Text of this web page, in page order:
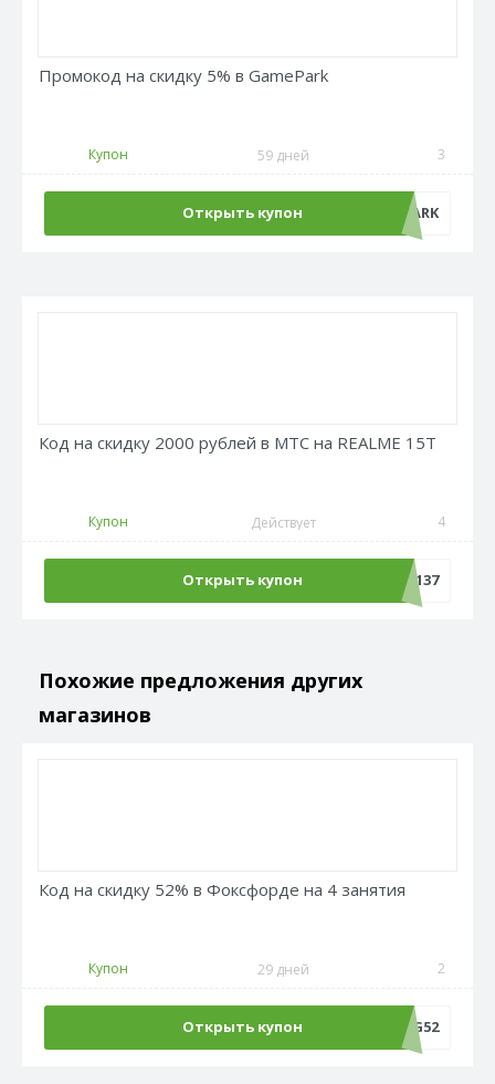
Промокод на скидку 5% в GamePark
Купон 59 дней 3
Открыть купон GAMEPARK
Код на скидку 2000 рублей в МТС на REALME 15T
Купон Действует 4
Открыть купон MTS137
Похожие предложения других
магазинов
Код на скидку 52% в Фоксфорде на 4 занятия
Купон 29 дней 2
Открыть купон LANG52